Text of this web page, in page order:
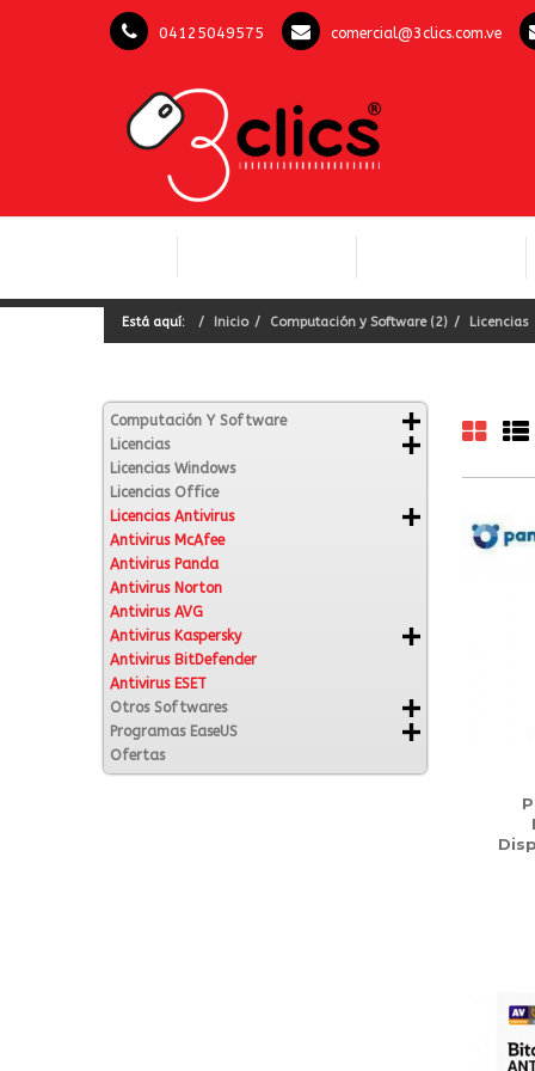
04125049575 comercial@3clics.com.ve
Está aquí: Inicio Computación y Software (2) Licencias
Computación Y Software
Licencias
Licencias Windows
Licencias Office
Licencias Antivirus
Antivirus McAfee
Antivirus Panda
Antivirus Norton
Antivirus AVG
Antivirus Kaspersky
Antivirus BitDefender
Antivirus ESET
Otros Softwares
Programas EaseUS
Ofertas